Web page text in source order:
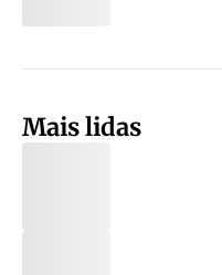
Mais lidas